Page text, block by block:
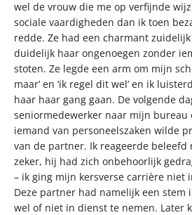
wel de vrouw die me op verfijnde
sociale vaardigheden dan ik toen
redde. Ze had een charmant
duidelijk haar ongenoegen zonder
stoten. Ze legde een arm om mijn
maar’ en ‘ik regel dit wel’ en ik
haar haar gang gaan. De volgende
seniormedewerker naar mijn bureau
iemand van personeelszaken wilde
van de partner. Ik reageerde beleefd
zeker, hij had zich onbehoorlijk
– ik ging mijn kersverse carrière niet
Deze partner had namelijk een stem
wel of niet in dienst te nemen. Later